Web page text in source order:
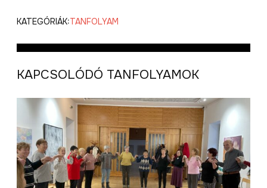
KATEGÓRIÁK:TANFOLYAM
KAPCSOLÓDÓ TANFOLYAMOK